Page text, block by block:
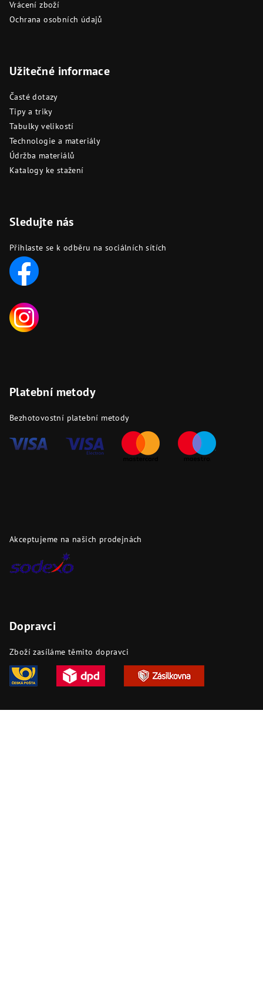
Vrácení zboží
Ochrana osobních údajů
Užitečné informace
Časté dotazy
Tipy a triky
Tabulky velikostí
Technologie a materiály
Údržba materiálů
Katalogy ke stažení
Sledujte nás
Přihlaste se k odběru na sociálních sítích
Platební metody
Bezhotovostní platební metody
Akceptujeme na našich prodejnách
Dopravci
Zboží zasíláme těmito dopravci